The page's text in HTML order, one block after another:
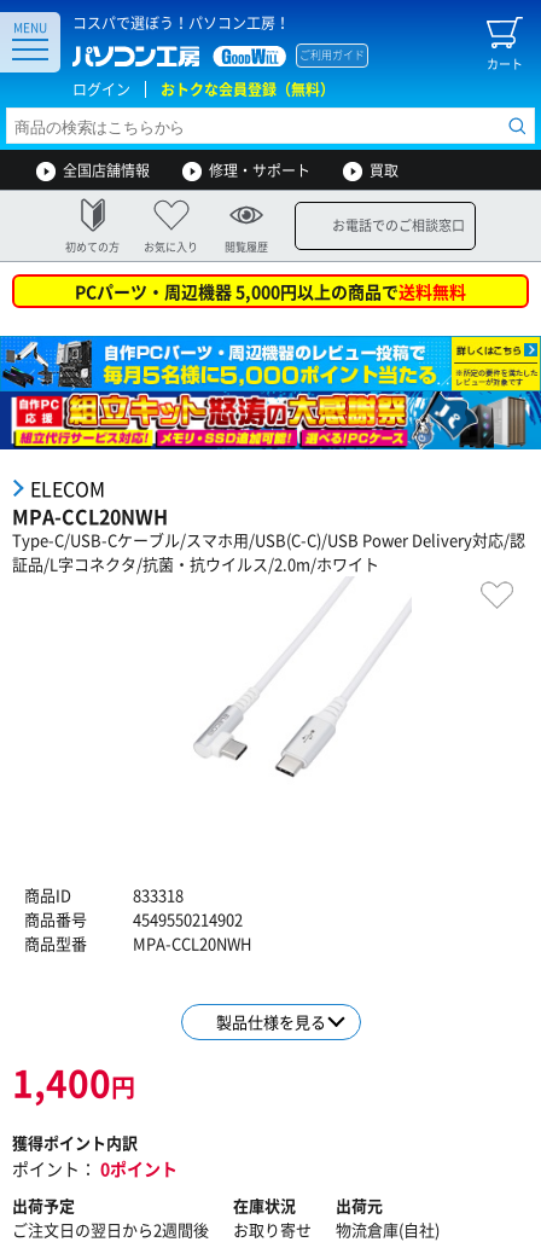
コスパで選ぼう！パソコン工房！
カート
ご利用ガイド
ログイン おトクな会員登録（無料）
MENU
全国店舗情報 修理・サポート 買取
初めての方 お気に入り 閲覧履歴
お電話でのご相談窓口
PCパーツ・周辺機器 5,000円以上の商品で送料無料
ELECOM
MPA-CCL20NWH
Type-C/USB-Cケーブル/スマホ用/USB(C-C)/USB Power Delivery対応/認
証品/L字コネクタ/抗菌・抗ウイルス/2.0m/ホワイト
商品ID
833318
商品番号
4549550214902
商品型番
MPA-CCL20NWH
製品仕様を見る
1,400円
獲得ポイント内訳
ポイント： 0ポイント
出荷予定
ご注文日の翌日から2週間後
在庫状況
お取り寄せ
出荷元
物流倉庫(自社)